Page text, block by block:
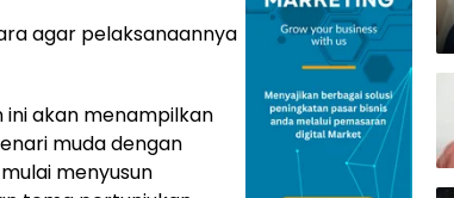
agar pelaksanaannya
ini akan menampilkan
muda dengan
menyusun